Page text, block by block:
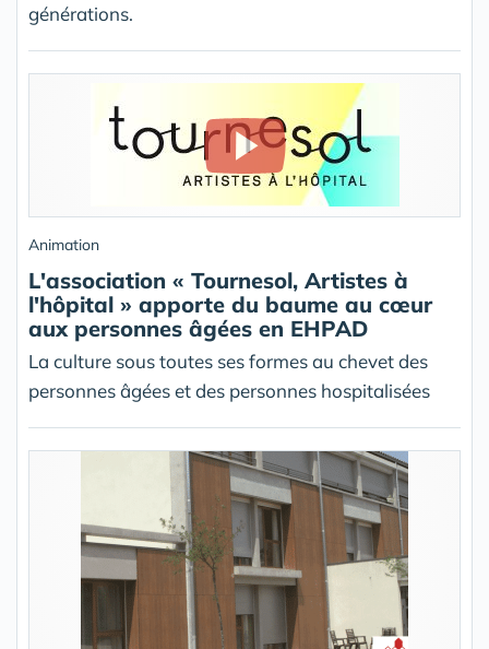
générations.
Animation
L'association « Tournesol, Artistes à
l'hôpital » apporte du baume au cœur
aux personnes âgées en EHPAD
La culture sous toutes ses formes au chevet des
personnes âgées et des personnes hospitalisées